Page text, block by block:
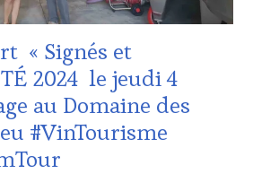
« Signés et
2024 le jeudi 4
au Domaine des
#VinTourisme